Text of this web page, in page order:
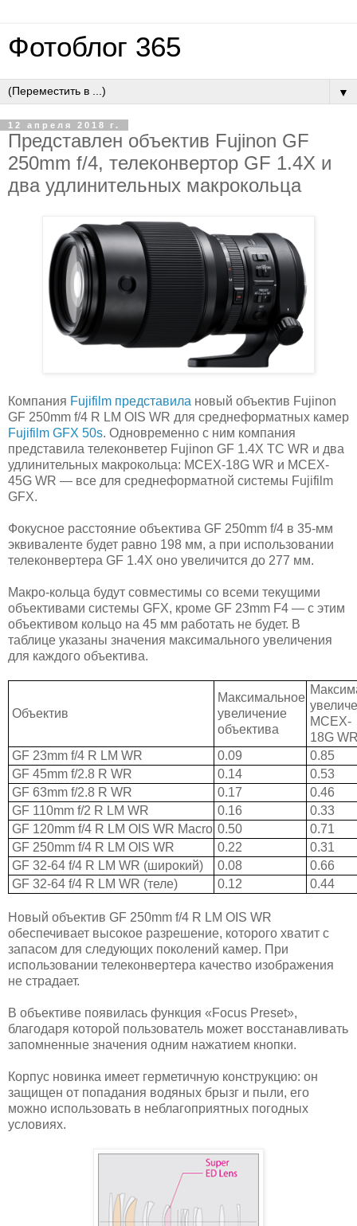
Фотоблог 365
▼
12 апреля 2018 г.
Представлен объектив Fujinon GF
250mm f/4, телеконвертор GF 1.4X и
два удлинительных макрокольца
Компания Fujifilm представила новый объектив Fujinon
GF 250mm f/4 R LM OIS WR для среднеформатных камер
Fujifilm GFX 50s. Одновременно с ним компания
представила телеконветер Fujinon GF 1.4X TC WR и два
удлинительных макрокольца: MCEX-18G WR и MCEX-
45G WR — все для среднеформатной системы Fujifilm
GFX.
Фокусное расстояние объектива GF 250mm f/4 в 35-мм
эквиваленте будет равно 198 мм, а при использовании
телеконвертера GF 1.4X оно увеличится до 277 мм.
Макро-кольца будут совместимы со всеми текущими
объективами системы GFX, кроме GF 23mm F4 — с этим
объективом кольцо на 45 мм работать не будет. В
таблице указаны значения максимального увеличения
для каждого объектива.
Объектив
Максимальное
увеличение
объектива
MCEX-
18G
GF 23mm f/4 R LM WR
0.09
0.85
GF 45mm f/2.8 R WR
0.14
0.53
GF 63mm f/2.8 R WR
0.17
0.46
GF 110mm f/2 R LM WR
0.16
0.33
GF 120mm f/4 R LM OIS WR Macro 0.50
0.71
GF 250mm f/4 R LM OIS WR
0.22
0.31
GF 32-64 f/4 R LM WR (широкий)
0.08
0.66
GF 32-64 f/4 R LM WR (теле)
0.12 0.44
Новый объектив GF 250mm f/4 R LM OIS WR
обеспечивает высокое разрешение, которого хватит с
запасом для следующих поколений камер. При
использовании телеконвертера качество изображения
не страдает.
В объективе появилась функция «Focus Preset»,
благодаря которой пользователь может восстанавливать
запомненные значения одним нажатием кнопки.
Корпус новинка имеет герметичную конструкцию: он
защищен от попадания водяных брызг и пыли, его
можно использовать в неблагоприятных погодных
условиях.